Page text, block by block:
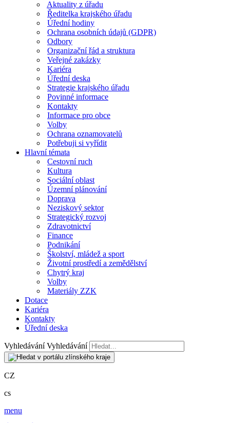
Aktuality z úřadu
Ředitelka krajského úřadu
Úřední hodiny
Ochrana osobních údajů (GDPR)
Odbory
Organizační řád a struktura
Veřejné zakázky
Kariéra
Úřední deska
Strategie krajského úřadu
Povinné informace
Kontakty
Informace pro obce
Volby
Ochrana oznamovatelů
Potřebuji si vyřídit
Hlavní témata
Cestovní ruch
Kultura
Sociální oblast
Územní plánování
Doprava
Neziskový sektor
Strategický rozvoj
Zdravotnictví
Finance
Podnikání
Školství, mládež a sport
Životní prostředí a zemědělství
Chytrý kraj
Volby
Materiály ZZK
Dotace
Kariéra
Kontakty
Úřední deska
Vyhledávání Vyhledávání
CZ
cs
menu